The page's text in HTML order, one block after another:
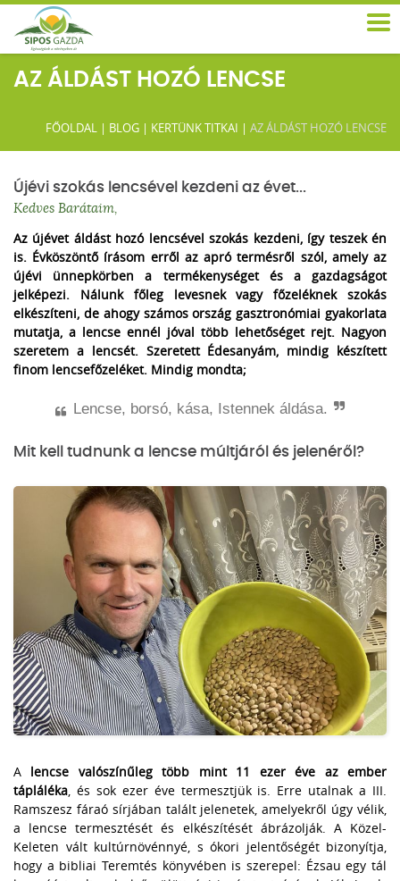
AZ ÁLDÁST HOZÓ LENCSE
FŐOLDAL | BLOG | KERTÜNK TITKAI | AZ ÁLDÁST HOZÓ LENCSE
Újévi szokás lencsével kezdeni az évet...
Kedves Barátaim,
Az újévet áldást hozó lencsével szokás kezdeni, így teszek én
is. Évköszöntő írásom erről az apró termésről szól, amely az
újévi ünnepkörben a termékenységet és a gazdagságot
jelképezi. Nálunk főleg levesnek vagy főzeléknek szokás
elkészíteni, de ahogy számos ország gasztronómiai gyakorlata
mutatja, a lencse ennél jóval több lehetőséget rejt. Nagyon
szeretem a lencsét. Szeretett Édesanyám, mindig készített
finom lencsefőzeléket. Mindig mondta;
Lencse, borsó, kása, Istennek áldása.
Mit kell tudnunk a lencse múltjáról és jelenéről?
A lencse valószínűleg több mint 11 ezer éve az ember
tápláléka, és sok ezer éve termesztjük is. Erre utalnak a III.
Ramszesz fáraó sírjában talált jelenetek, amelyekről úgy vélik,
a lencse termesztését és elkészítését ábrázolják. A Közel-
Keleten vált kultúrnövénnyé, s ókori jelentőségét bizonyítja,
hogy a bibliai Teremtés könyvében is szerepel: Ézsau egy tál